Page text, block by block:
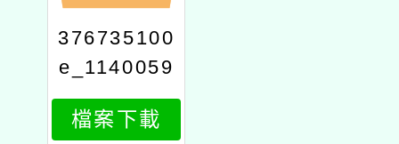
376735100
e_1140059
699_attach
1
檔案下載